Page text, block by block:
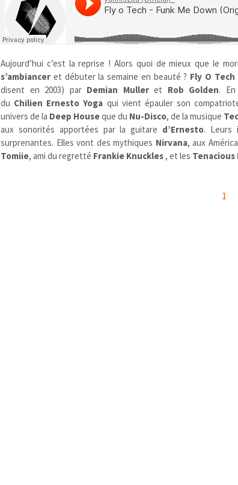
Aujourd’hui c’est la reprise ! Alors quoi de mieux que le
s’ambiancer et débuter la semaine en beauté ? Fly O Tech
disent en 2003) par Demian Mulleret Rob Golden.
du Chilien Ernesto Yoga qui vient épauler son
univers de la Deep Houseque du Nu-Disco, de la musique
aux sonorités apportées par la guitare d’Ernesto. Leurs
surprenantes. Elles vont des mythiques Nirvana, aux
Tomiie, ami du regretté Frankie Knuckles , et les Tenacious
1